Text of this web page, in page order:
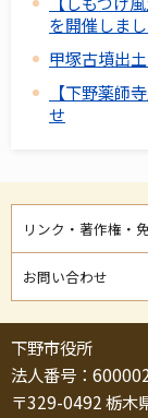
を開催しま
甲塚古墳出
【下野薬師
せ
リンク・著作権・
お問い合わせ
下野市役所
法人番号：
〒329-0492 栃木